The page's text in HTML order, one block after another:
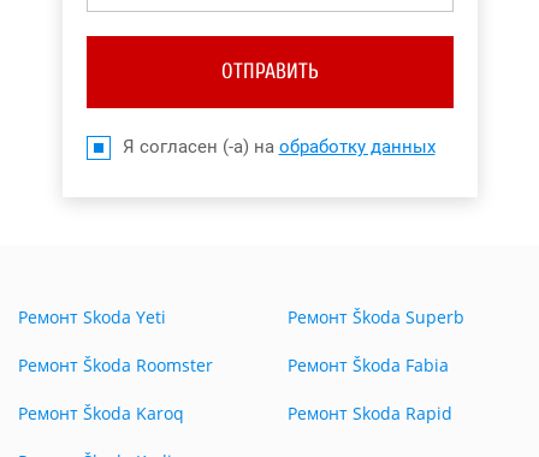
ОТПРАВИТЬ
Я согласен (-а) на обработку данных
Ремонт Skoda Yeti
Ремонт Škoda Roomster
Ремонт Škoda Karoq
Ремонт Škoda Superb
Ремонт Škoda Fabia
Ремонт Skoda Rapid